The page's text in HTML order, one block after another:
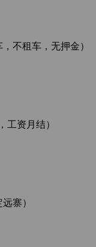
不租车，无押金）
资月结）
寨）